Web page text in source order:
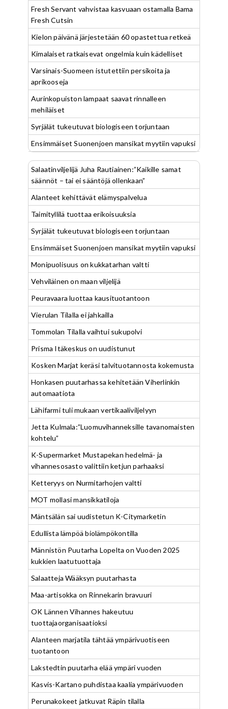
Fresh Servant vahvistaa kasvuaan ostamalla Bama
Fresh Cutsin
Kielon päivänä järjestetään 60 opastettua retkeä
Kimalaiset ratkaisevat ongelmia kuin kädelliset
Varsinais-Suomeen istutettiin persikoita ja
aprikooseja
Aurinkopuiston lampaat saavat rinnalleen
mehiläiset
Syrjälät tukeutuvat biologiseen torjuntaan
Ensimmäiset Suonenjoen mansikat myytiin vapuksi
Salaatinviljelijä Juha Rautiainen:”Kaikille samat
säännöt – tai ei sääntöjä ollenkaan”
Alanteet kehittävät elämyspalvelua
Taimityllilä tuottaa erikoisuuksia
Syrjälät tukeutuvat biologiseen torjuntaan
Ensimmäiset Suonenjoen mansikat myytiin vapuksi
Monipuolisuus on kukkatarhan valtti
Vehviläinen on maan viljelijä
Peuravaara luottaa kausituotantoon
Vierulan Tilalla ei jahkailla
Tommolan Tilalla vaihtui sukupolvi
Prisma Itäkeskus on uudistunut
Kosken Marjat keräsi talvituotannosta kokemusta
Honkasen puutarhassa kehitetään Viherlinkin
automaatiota
Lähifarmi tuli mukaan vertikaaliviljelyyn
Jetta Kulmala:”Luomuvihanneksille tavanomaisten
kohtelu”
K-Supermarket Mustapekan hedelmä- ja
vihannesosasto valittiin ketjun parhaaksi
Ketteryys on Nurmitarhojen valtti
MOT mollasi mansikkatiloja
Mäntsälän sai uudistetun K-Citymarketin
Edullista lämpöä biolämpökontilla
Männistön Puutarha Lopelta on Vuoden 2025
kukkien laatutuottaja
Salaatteja Wääksyn puutarhasta
Maa-artisokka on Rinnekarin bravuuri
OK Lännen Vihannes hakeutuu
tuottajaorganisaatioksi
Alanteen marjatila tähtää ympärivuotiseen
tuotantoon
Lakstedtin puutarha elää ympäri vuoden
Kasvis-Kartano puhdistaa kaalia ympärivuoden
Perunakokeet jatkuvat Räpin tilalla